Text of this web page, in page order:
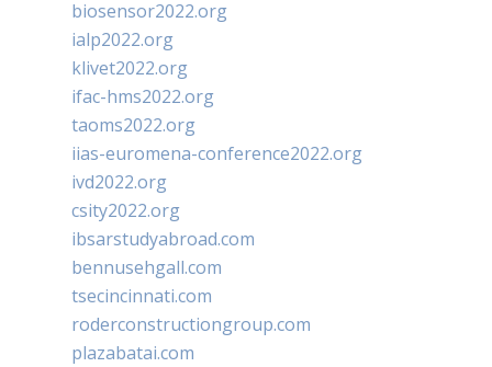
biosensor2022.org
ialp2022.org
klivet2022.org
ifac-hms2022.org
taoms2022.org
iias-euromena-conference2022.org
ivd2022.org
csity2022.org
ibsarstudyabroad.com
bennusehgall.com
tsecincinnati.com
roderconstructiongroup.com
plazabatai.com